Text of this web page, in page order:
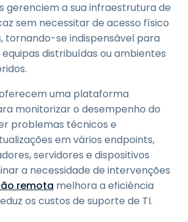
gerenciem a sua infraestrutura de
sem necessitar de acesso físico
tornando-se indispensável para
distribuídas ou ambientes
uma plataforma
monitorizar o desempenho do
problemas técnicos e
em vários endpoints,
servidores e dispositivos
a necessidade de intervenções
remota melhora a eficiência
os custos de suporte de TI.